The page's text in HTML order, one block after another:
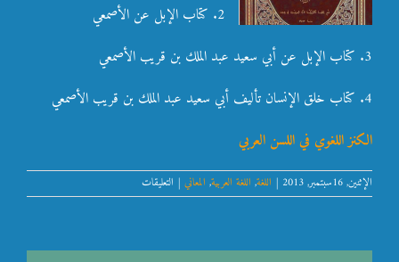
2. كتاب الإبل عن الأصمعي
3. كتاب الإبل عن أبي سعيد عبد الملك بن قريب الأصمعي
4. كتاب خلق الإنسان تأليف أبي سعيد عبد الملك بن قريب الأصمعي
الكنز اللغوي في اللسن العربي
الإثنين, 16سبتمبر, 2013 | اللغة, اللغة العربية, المعاني | التعليقاتعلى
الكنز
اللسن